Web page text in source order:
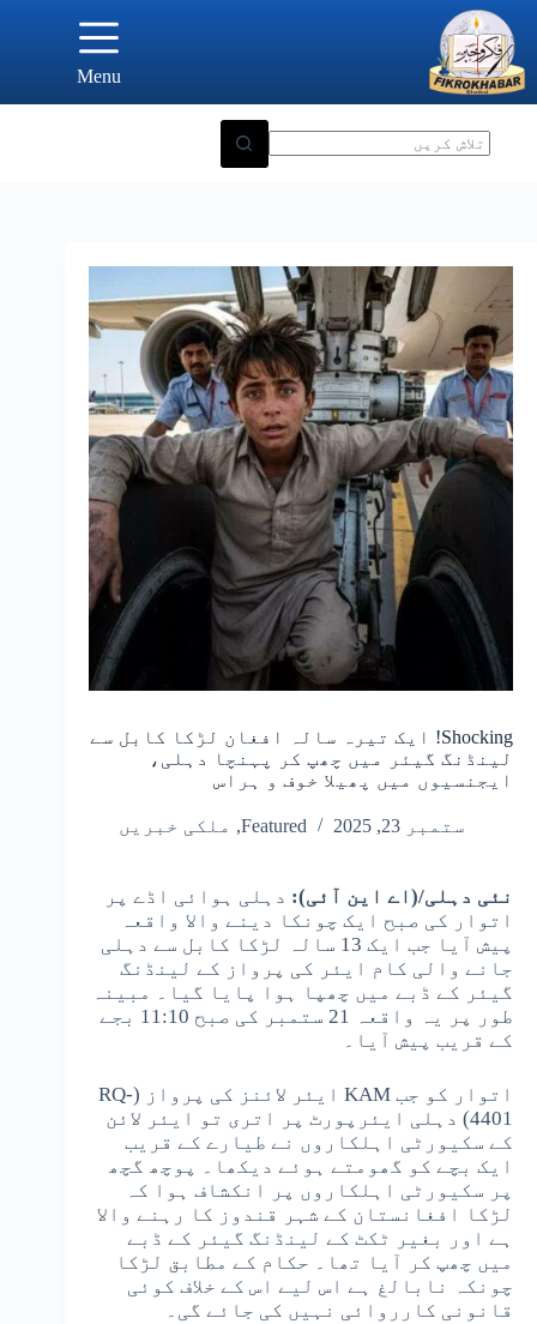
content
Menu
Shocking! ایک تیرہ سالہ افغان لڑکا کابل سے
لینڈنگ گیئر میں چھپ کر پہنچا دہلی،
ایجنسیوں میں پھیلا خوف و ہراس
ستمبر 23, 2025 Featured
, ملکی خبریں
نئی دہلی/(اے این آئی): دہلی ہوائی اڈے پر
اتوار کی صبح ایک چونکا دینے والا واقعہ
پیش آیا جب ایک 13 سالہ لڑکا کابل سے دہلی
جانے والی کام ایئر کی پرواز کے لینڈنگ
گیئر کے ڈبے میں چھپا ہوا پایا گیا۔ مبینہ
طور پر یہ واقعہ 21 ستمبر کی صبح 11:10 بجے
کے قریب پیش آیا۔
اتوار کو جب KAM ایئر لائنز کی پرواز (RQ-
4401) دہلی ایئرپورٹ پر اتری تو ایئر لائن
کے سکیورٹی اہلکاروں نے طیارے کے قریب
ایک بچے کو گھومتے ہوئے دیکھا۔ پوچھ گچھ
پر سکیورٹی اہلکاروں پر انکشاف ہوا کہ
لڑکا افغانستان کے شہر قندوز کا رہنے والا
ہے اور بغیر ٹکٹ کے لینڈنگ گیئر کے ڈبے
میں چھپ کر آیا تھا۔ حکام کے مطابق لڑکا
چونکہ نابالغ ہے اس لیے اس کے خلاف کوئی
قانونی کارروائی نہیں کی جائے گی۔